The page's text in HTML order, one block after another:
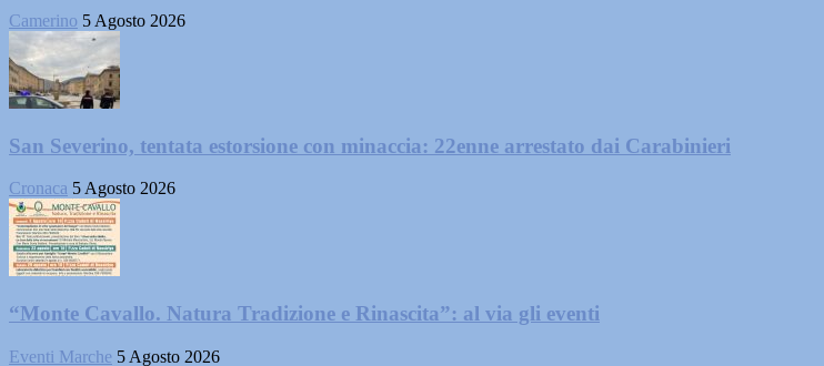
Camerino 5 Agosto 2026
San Severino, tentata estorsione con minaccia: 22enne arrestato dai Carabinieri
Cronaca 5 Agosto 2026
“Monte Cavallo. Natura Tradizione e Rinascita”: al via gli eventi
Eventi Marche 5 Agosto 2026